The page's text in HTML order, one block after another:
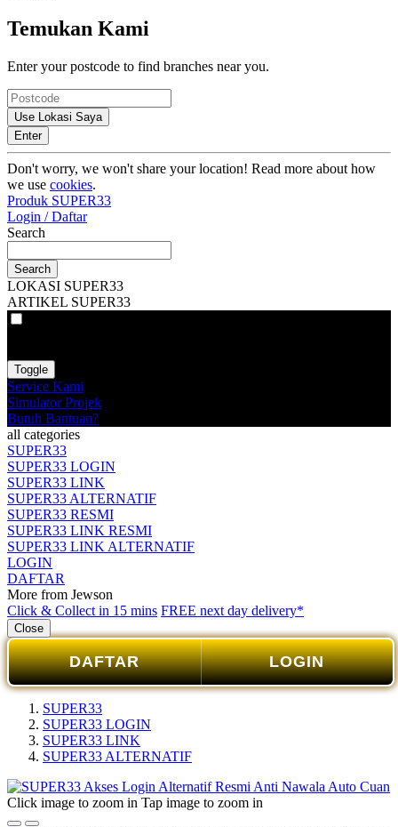
Temukan Kami
Enter your postcode to find branches near you.
Use Lokasi Saya
Enter
Don't worry, we won't share your location! Read more about how
we use cookies.
Produk SUPER33
Login / Daftar
Search
Search
LOKASI SUPER33
ARTIKEL SUPER33
Toggle
Service Kami
Simulator Projek
Butuh Bantuan?
all categories
SUPER33
SUPER33 LOGIN
SUPER33 LINK
SUPER33 ALTERNATIF
SUPER33 RESMI
SUPER33 LINK RESMI
SUPER33 LINK ALTERNATIF
LOGIN
DAFTAR
More from Jewson
Click & Collect in 15 mins FREE next day delivery*
Close
DAFTAR LOGIN
SUPER33
SUPER33 LOGIN
SUPER33 LINK
SUPER33 ALTERNATIF
Click image to zoom in Tap image to zoom in